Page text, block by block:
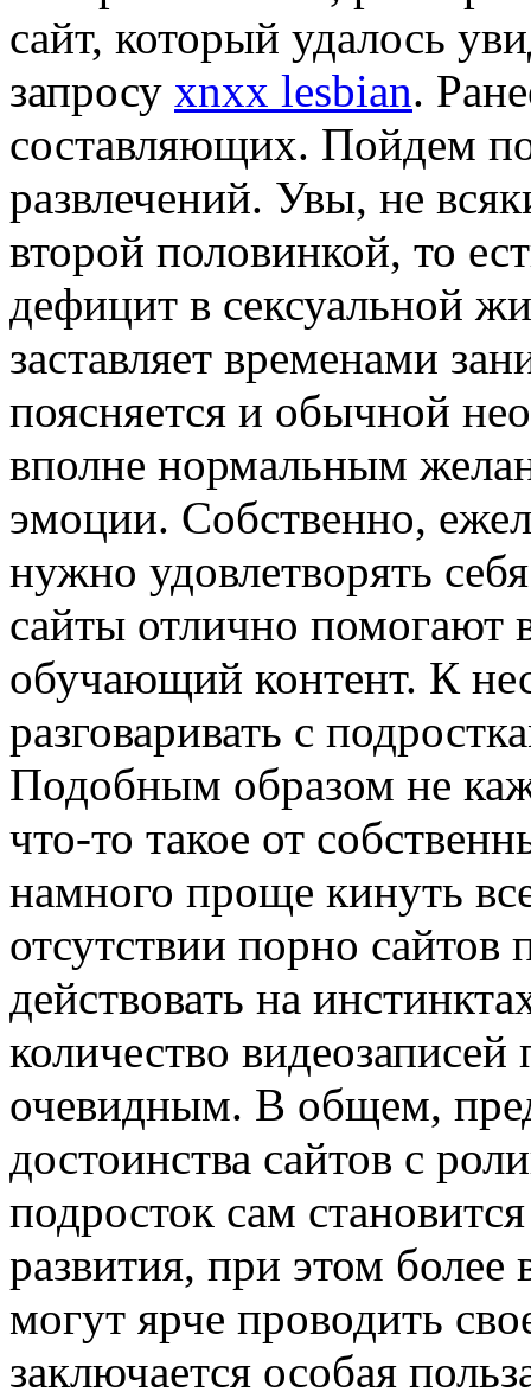
сайт, который удалось
запросу xnxx lesbian.
составляющих. Пойдем
развлечений. Увы, не
второй половинкой, то
дефицит в сексуальной
заставляет временами
поясняется и обычной
вполне нормальным
эмоции. Собственно,
нужно удовлетворять
сайты отлично помогают
обучающий контент. К
разговаривать с
Подобным образом не
что-то такое от
намного проще кинуть
отсутствии порно
действовать на
количество видеозаписей
очевидным. В общем,
достоинства сайтов с
подросток сам
развития, при этом
могут ярче проводить
заключается особая